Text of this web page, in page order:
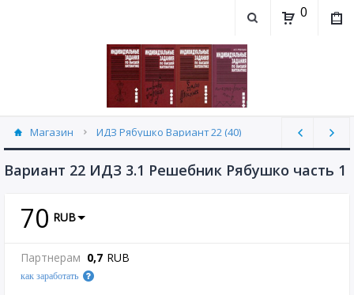
0
Магазин ИДЗ Рябушко Вариант 22 (40)
Вариант 22 ИДЗ 3.1 Решебник Рябушко часть 1
70 RUB
Партнерам 0,7 RUB
как заработать